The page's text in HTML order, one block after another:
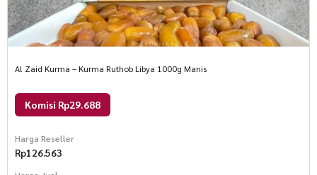
Al Zaid Kurma – Kurma Ruthob Libya 1000g Manis
Komisi Rp29.688
Harga Reseller
Rp126.563